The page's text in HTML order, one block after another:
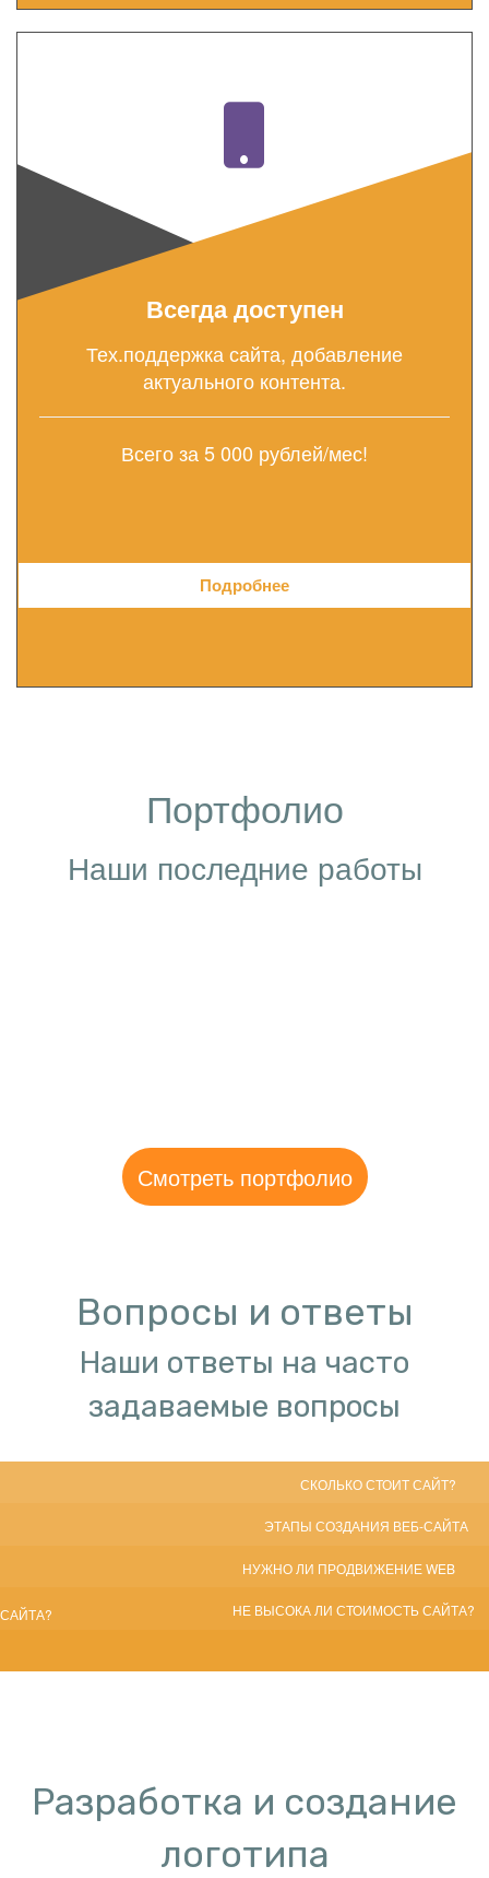
Всегда доступен
Тех.поддержка сайта, добавление
актуального контента.
Всего за 5 000 рублей/мес!
Подробнее
Портфолио
Наши последние работы
Смотреть портфолио
Вопросы и ответы
Наши ответы на часто
задаваемые вопросы
СКОЛЬКО СТОИТ САЙТ?
ЭТАПЫ СОЗДАНИЯ ВЕБ-САЙТА
НУЖНО ЛИ ПРОДВИЖЕНИЕ WEB
САЙТА? НЕ ВЫСОКА ЛИ СТОИМОСТЬ САЙТА?
Разработка и создание
логотипа